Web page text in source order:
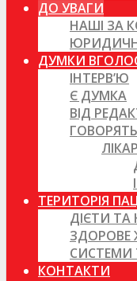
ДО УВАГИ
НАШІ ЗА
ДУМКИ
ІНТЕРВ’Ю
Є ДУМКА
ВІД
ГОВОРЯТЬ
ТЕРИТОРІЯ
ДІЄТИ ТА
ЗДОРОВЕ
СИСТЕМИ
КОНТАКТИ